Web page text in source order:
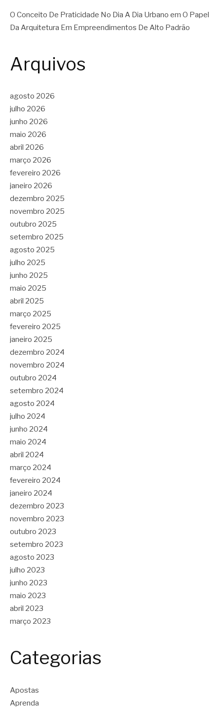
O Conceito De Praticidade No Dia A Dia Urbano em O Papel
Da Arquitetura Em Empreendimentos De Alto Padrão
Arquivos
agosto 2026
julho 2026
junho 2026
maio 2026
abril 2026
março 2026
fevereiro 2026
janeiro 2026
dezembro 2025
novembro 2025
outubro 2025
setembro 2025
agosto 2025
julho 2025
junho 2025
maio 2025
abril 2025
março 2025
fevereiro 2025
janeiro 2025
dezembro 2024
novembro 2024
outubro 2024
setembro 2024
agosto 2024
julho 2024
junho 2024
maio 2024
abril 2024
março 2024
fevereiro 2024
janeiro 2024
dezembro 2023
novembro 2023
outubro 2023
setembro 2023
agosto 2023
julho 2023
junho 2023
maio 2023
abril 2023
março 2023
Categorias
Apostas
Aprenda